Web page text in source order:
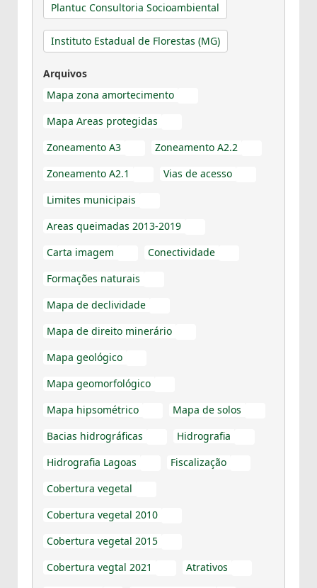
Plantuc Consultoria Socioambiental
Instituto Estadual de Florestas (MG)
Arquivos
Mapa zona amortecimento
Mapa Areas protegidas
Zoneamento A3 Zoneamento A2.2
Zoneamento A2.1 Vias de acesso
Limites municipais
Areas queimadas 2013-2019
Carta imagem Conectividade
Formações naturais
Mapa de declividade
Mapa de direito minerário
Mapa geológico
Mapa geomorfológico
Mapa hipsométrico Mapa de solos
Bacias hidrográficas Hidrografia
Hidrografia Lagoas Fiscalização
Cobertura vegetal
Cobertura vegetal 2010
Cobertura vegetal 2015
Cobertura vegtal 2021 Atrativos